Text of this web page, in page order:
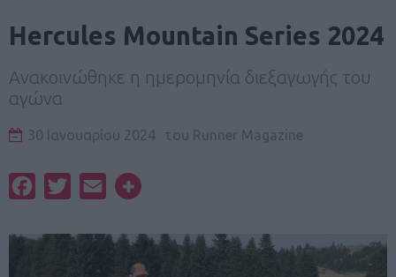
Hercules Mountain Series 2024
Ανακοινώθηκε η ημερομηνία διεξαγωγής του
αγώνα
30 Ιανουαρίου 2024 του Runner Magazine
FacebookTwitterEmail